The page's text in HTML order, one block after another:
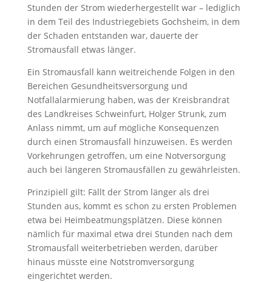
Stunden der Strom wiederhergestellt war – lediglich
in dem Teil des Industriegebiets Gochsheim, in dem
der Schaden entstanden war, dauerte der
Stromausfall etwas länger.
Ein Stromausfall kann weitreichende Folgen in den
Bereichen Gesundheitsversorgung und
Notfallalarmierung haben, was der Kreisbrandrat
des Landkreises Schweinfurt, Holger Strunk, zum
Anlass nimmt, um auf mögliche Konsequenzen
durch einen Stromausfall hinzuweisen. Es werden
Vorkehrungen getroffen, um eine Notversorgung
auch bei längeren Stromausfällen zu gewährleisten.
Prinzipiell gilt: Fällt der Strom länger als drei
Stunden aus, kommt es schon zu ersten Problemen
etwa bei Heimbeatmungsplätzen. Diese können
nämlich für maximal etwa drei Stunden nach dem
Stromausfall weiterbetrieben werden, darüber
hinaus müsste eine Notstromversorgung
eingerichtet werden.